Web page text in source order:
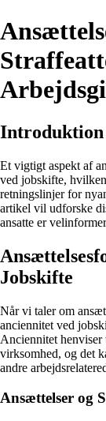
Introduktion
Et vigtigt aspekt af
ved jobskifte,
retningslinjer for
artikel vil udforske
ansatte er
Jobskifte
Når vi taler om
anciennitet ved
Anciennitet henviser
virksomhed, og det
andre
Ansættelser og